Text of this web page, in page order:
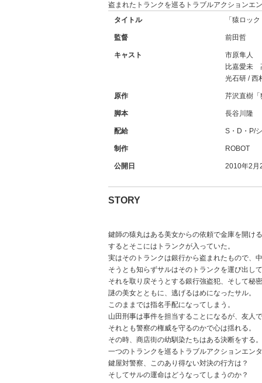
盗まれたトランクを巡るトラブルアクションエ
タイトル
「猿ロッ
監督 前田哲
キャスト
市原隼人
比嘉愛未
光石研 / 西
原作 芹沢直樹
脚本 長谷川隆
配給 S・D・P/
制作 ROBOT
公開日 2010年2月
STORY
鍵師の猿丸はある美女からの依頼で金庫を開け
するとそこにはトランクが入っていた。
実はそのトランクは銀行から盗まれたもので、
そうとも知らずサルはそのトランクを運び出し
それを取り戻そうとする銀行強盗犯、そして秘
謎の美女とともに、逃げるはめになったサル。
このままでは指名手配になってしまう。
山田刑事は事件を担当することになるが、友人
それとも警察の権威を守るのかで心は揺れる。
その時、商店街の幼馴染たちはある決断をする。
一つのトランクを巡るトラブルアクションエン
鍵屋対警察、このあり得ない対決の行方は？
そしてサルの運命はどうなってしまうのか？